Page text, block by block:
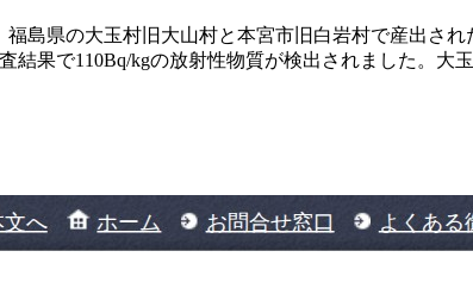
島県の大玉村旧大山村と本宮市旧白岩村で産出さ
果で110Bq/kgの放射性物質が検出されました。大